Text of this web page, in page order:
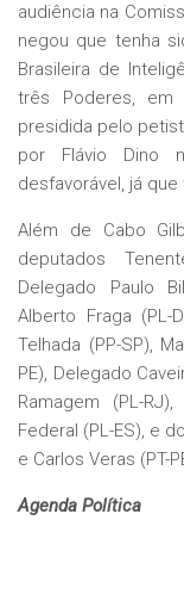
audiência na
negou que tenha
Brasileira de
três Poderes,
presidida pelo
por Flávio Dino
desfavorável, já
Além de Cabo
deputados
Delegado Paulo
Alberto Fraga (PL-
Telhada (PP-SP),
PE), Delegado
Ramagem (PL-
Federal (PL-ES), e
e Carlos Veras (PT-
Agenda Política